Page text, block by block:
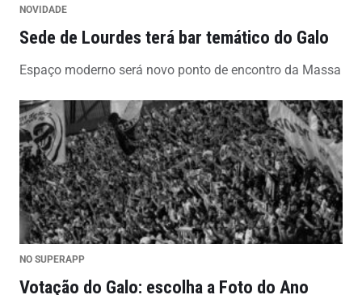
NOVIDADE
Sede de Lourdes terá bar temático do Galo
Espaço moderno será novo ponto de encontro da Massa
NO SUPERAPP
Votação do Galo: escolha a Foto do Ano